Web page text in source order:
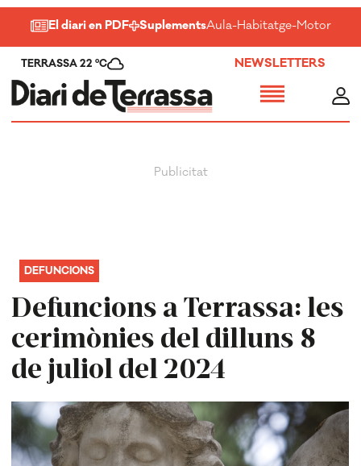
El diari en PDF SuplementsAula-Habitatge-Motor-
TERRASSA 22 ºC NEWSLETTERS
Defuncions a Terrassa: les
cerimònies del dilluns 8
de juliol del 2024
DEFUNCIONS